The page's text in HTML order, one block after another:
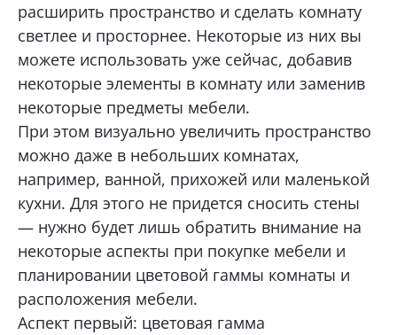
расширить пространство и сделать комнату
светлее и просторнее. Некоторые из них вы
можете использовать уже сейчас, добавив
некоторые элементы в комнату или заменив
некоторые предметы мебели.
При этом визуально увеличить пространство
можно даже в небольших комнатах,
например, ванной, прихожей или маленькой
кухни. Для этого не придется сносить стены
— нужно будет лишь обратить внимание на
некоторые аспекты при покупке мебели и
планировании цветовой гаммы комнаты и
расположения мебели.
Аспект первый: цветовая гамма
Я даю согласие на
обработку
персональных данных
Я принимаю условияполитики
конфиденциальности
ОТПРАВИТЬ
Нажимая кнопку «Отправить», я даю свое согласие
на обработку моих персональных данных, в соответствии с
Федеральным законом от 27.07.2006 года № 152-ФЗ
«О персональных данных», на условиях и для целей,
определенных вСогласии на обработку персональных данных *
+7 (969) 999-24-85
Перейти
Тюмень, Мельникайте, 104, ТД «Премьер
Дом», 2 этаж
+7 (967) 555-68-60
Перейти
Тюмень, 30 лет Победы, 7, стр.5, ТЦ «Новый
Магнат» 1 этаж.
+7 (922) 003-11-44
Перейти
Тюмень, д. Патрушева, ул. Михаила
Лермонтова, 6
+7 (922) 073-10-75